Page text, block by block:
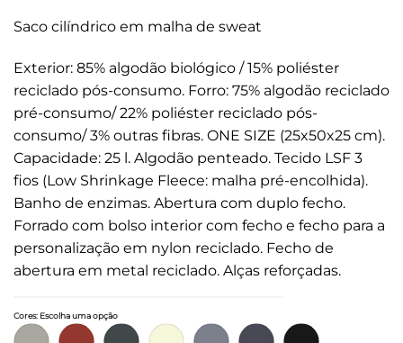
Saco cilíndrico em malha de sweat
Exterior: 85% algodão biológico / 15% poliéster
reciclado pós-consumo. Forro: 75% algodão reciclado
pré-consumo/ 22% poliéster reciclado pós-
consumo/ 3% outras fibras. ONE SIZE (25x50x25 cm).
Capacidade: 25 l. Algodão penteado. Tecido LSF 3
fios (Low Shrinkage Fleece: malha pré-encolhida).
Banho de enzimas. Abertura com duplo fecho.
Forrado com bolso interior com fecho e fecho para a
personalização em nylon reciclado. Fecho de
abertura em metal reciclado. Alças reforçadas.
Cores: Escolha uma opção